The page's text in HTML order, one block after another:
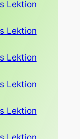
Lektion
Lektion
Lektion
Lektion
Lektion